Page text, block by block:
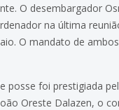
O desembargador
na última
O mandato de
posse foi prestigiada
Oreste Dalazen, o